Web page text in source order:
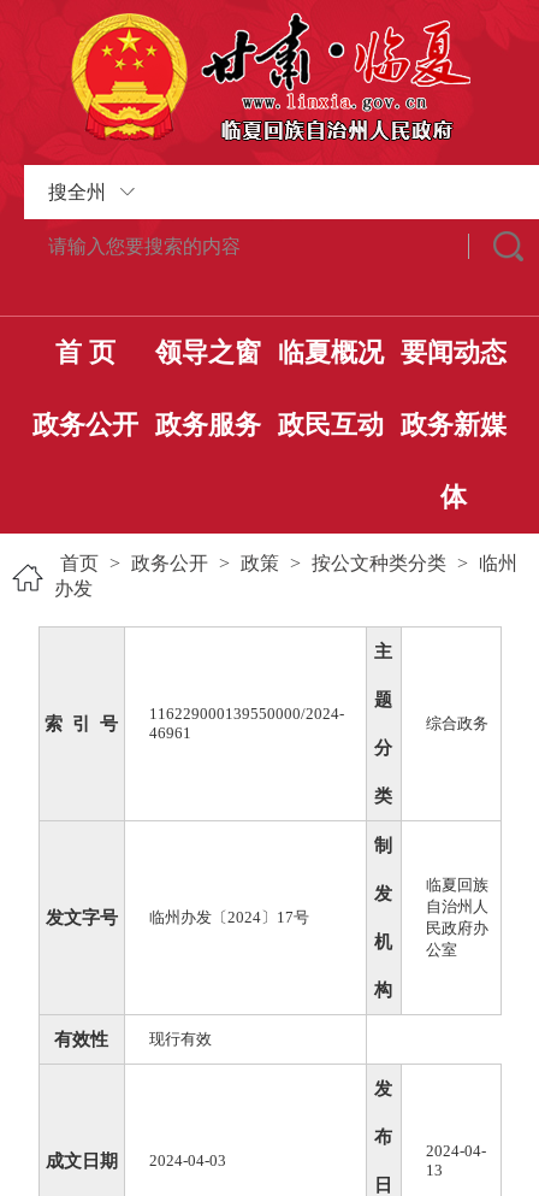
搜全州
首 页 领导之窗 临夏概况 要闻动态
政务公开 政务服务 政民互动 政务新媒
体
首页 > 政务公开 > 政策 > 按公文种类分类 > 临州
办发
索 引 号
116229000139550000/2024-
46961
主
题
分
类
综合政务
发文字号 临州办发〔2024〕17号
制
发
机
构
临夏回族
自治州人
民政府办
公室
有效性 现行有效
成文日期 2024-04-03
发
布
日
2024-04-
13